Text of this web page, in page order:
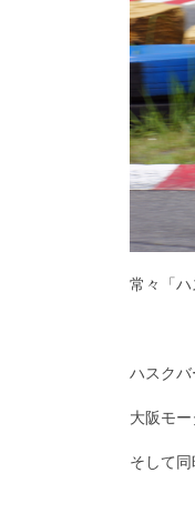
常々「
ハスクバ
大阪モ
そして